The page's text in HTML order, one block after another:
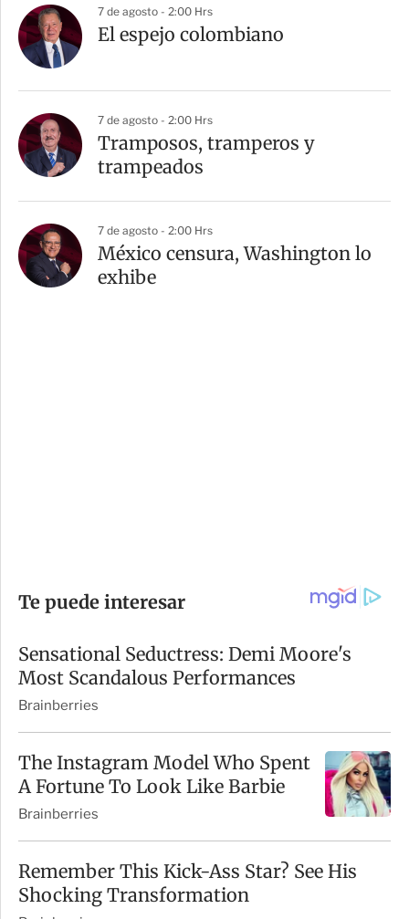
7 de agosto - 2:00 Hrs
El espejo colombiano
7 de agosto - 2:00 Hrs
Tramposos, tramperos y
trampeados
7 de agosto - 2:00 Hrs
México censura, Washington lo
exhibe